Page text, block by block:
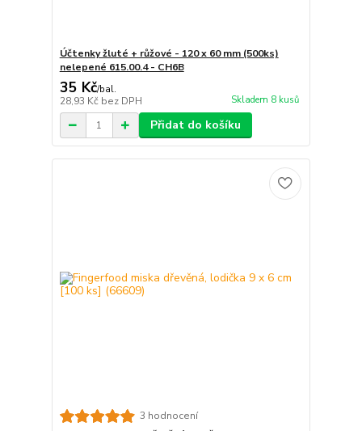
Účtenky žluté + růžové - 120 x 60 mm (500ks)
nelepené 615.00.4 - CH6B
35 Kč/bal.
28,93 Kč bez DPH Skladem 8 kusů
Přidat do košíku
3 hodnocení